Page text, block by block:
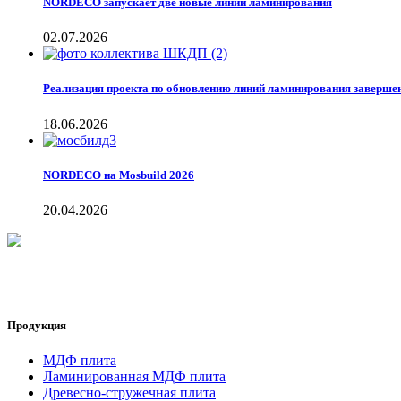
02.07.2026
Реализация проекта по обновлению линий ламинирования
18.06.2026
NORDECO на Mosbuild 2026
20.04.2026
Продукция
МДФ плита
Ламинированная МДФ плита
Древесно-стружечная плита